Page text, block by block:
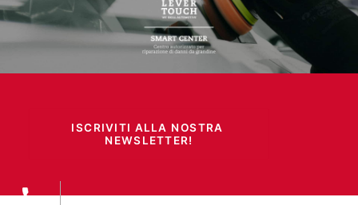
ISCRIVITI ALLA NOSTRA
NEWSLETTER!